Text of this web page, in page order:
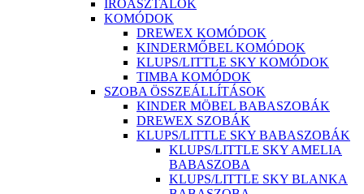
ÍRÓASZTALOK
KOMÓDOK
DREWEX KOMÓDOK
KINDERMŐBEL KOMÓDOK
KLUPS/LITTLE SKY KOMÓDOK
TIMBA KOMÓDOK
SZOBA ÖSSZEÁLLÍTÁSOK
KINDER MÖBEL BABASZOBÁK
DREWEX SZOBÁK
KLUPS/LITTLE SKY BABASZOBÁK
KLUPS/LITTLE SKY AMELIA
BABASZOBA
KLUPS/LITTLE SKY BLANKA